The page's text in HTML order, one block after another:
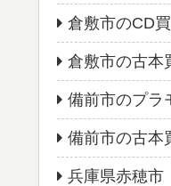
倉敷市のCD
倉敷市の古本
備前市のプラ
備前市の古本
兵庫県赤穂市